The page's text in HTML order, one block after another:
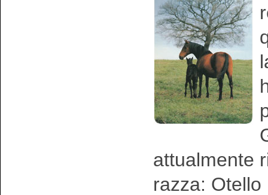
attualmente
razza: